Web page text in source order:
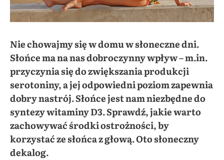
Nie chowajmy się w domu w słoneczne dni.
Słońce ma na nas dobroczynny wpływ – m.in.
przyczynia się do zwiększania produkcji
serotoniny, a jej odpowiedni poziom zapewnia
dobry nastrój. Słońce jest nam niezbędne do
syntezy witaminy D3. Sprawdź, jakie warto
zachowywać środki ostrożności, by
korzystać ze słońca z głową. Oto słoneczny
dekalog.